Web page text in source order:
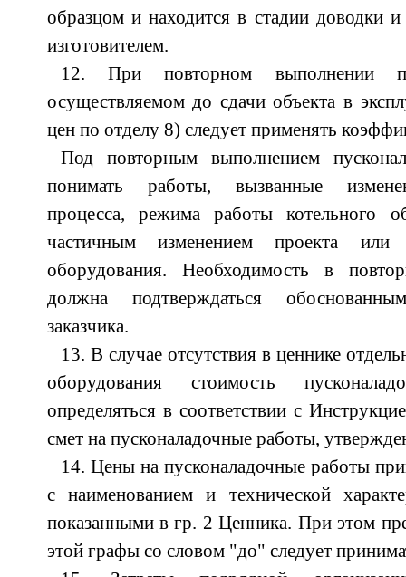
образцом и находится в стадии доводки
изготовителем.
12. При повторном выполнении
осуществляемом до сдачи объекта в
цен по отделу 8) следует применять
Под повторным выполнением
понимать работы, вызванные
процесса, режима работы котельного
частичным изменением проекта или
оборудования. Необходимость в
должна подтверждаться
заказчика.
13. В случае отсутствия в ценнике
оборудования стоимость
определяться в соответствии с
смет на пусконаладочные работы,
14. Цены на пусконаладочные работы
с наименованием и технической
показанными в гр. 2 Ценника. При этом
этой графы со словом "до" следует